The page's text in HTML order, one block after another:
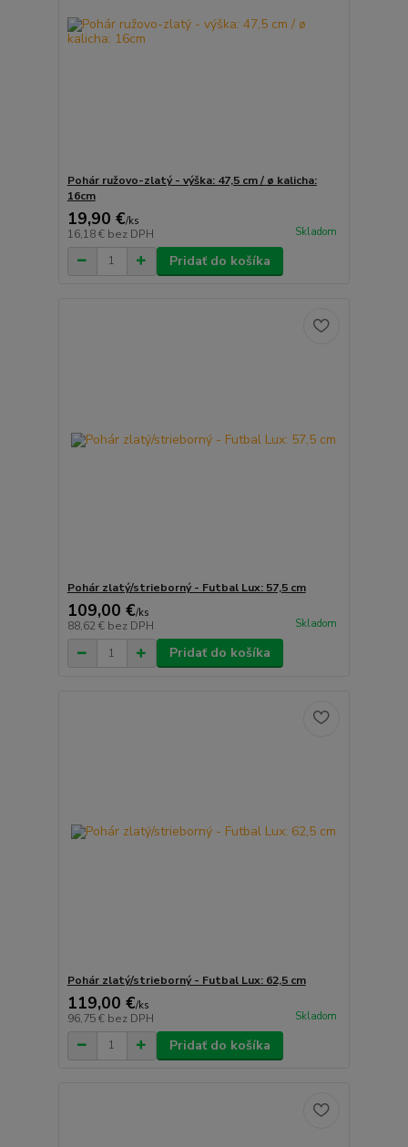
Pohár ružovo-zlatý - výška: 47,5 cm / ø kalicha:
16cm
19,90 €/ks
16,18 € bez DPH Skladom
Pridať do košíka
Pohár zlatý/strieborný - Futbal Lux: 57,5 cm
109,00 €/ks
88,62 € bez DPH Skladom
Pridať do košíka
Pohár zlatý/strieborný - Futbal Lux: 62,5 cm
119,00 €/ks
96,75 € bez DPH Skladom
Pridať do košíka